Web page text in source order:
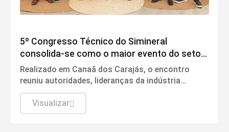
5º Congresso Técnico do Simineral
consolida-se como o maior evento do setor
mineral na região
Realizado em Canaã dos Carajás, o encontro
reuniu autoridades, lideranças da indústria
mineral e especialistas para debater
desenvolvimento regional, sustentabilidade e o
papel estratégico do Pará na transição
Visualizar